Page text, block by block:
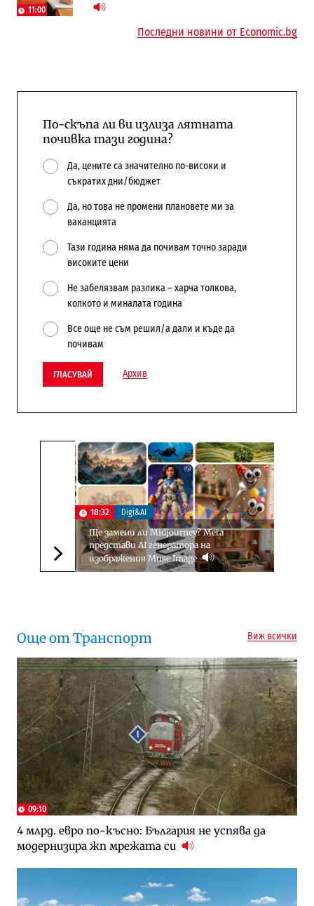
11:00
Последни новини от Economic.bg
По-скъпа ли ви излиза лятната
почивка тази година?
Да, цените са значително по-високи и
съкратих дни/бюджет
Да, но това не промени плановете ми за
ваканцията
Тази година няма да почивам точно заради
високите цени
Не забелязвам разлика – харча толкова,
колкото и миналата година
Все още не съм решил/а дали и къде да
почивам
ГЛАСУВАЙ Архив
Следваща новина
18:32 Digi&AI
Ще замени ли Midjourney? Meta
представи AI генератора на
изображения Muse Image
Още от Транспорт Виж всички
09:10
4 млрд. евро по-късно: България не успява да
модернизира жп мрежата си